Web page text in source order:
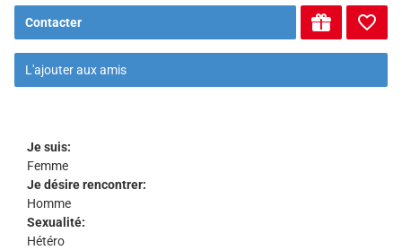
Contacter
L'ajouter aux amis
Je suis:
Femme
Je désire rencontrer:
Homme
Sexualité:
Hétéro